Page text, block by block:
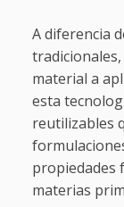
A diferencia
material a
esta
reutilizables
propiedades
materias